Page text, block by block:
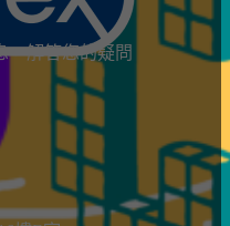
，解答您的疑問